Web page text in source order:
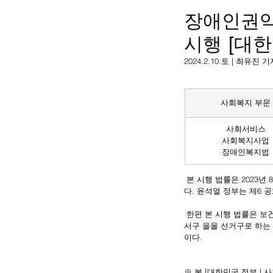
장애인권
시행 [대
2024.2.10.토 | 최유진 기
사회복지 부문
사회서비스
사회복지사업
장애인복지법
다. 윤석열 정부는 제6
한편 본 시행 법률은 보
서구 을을 선거구로 하
이다.